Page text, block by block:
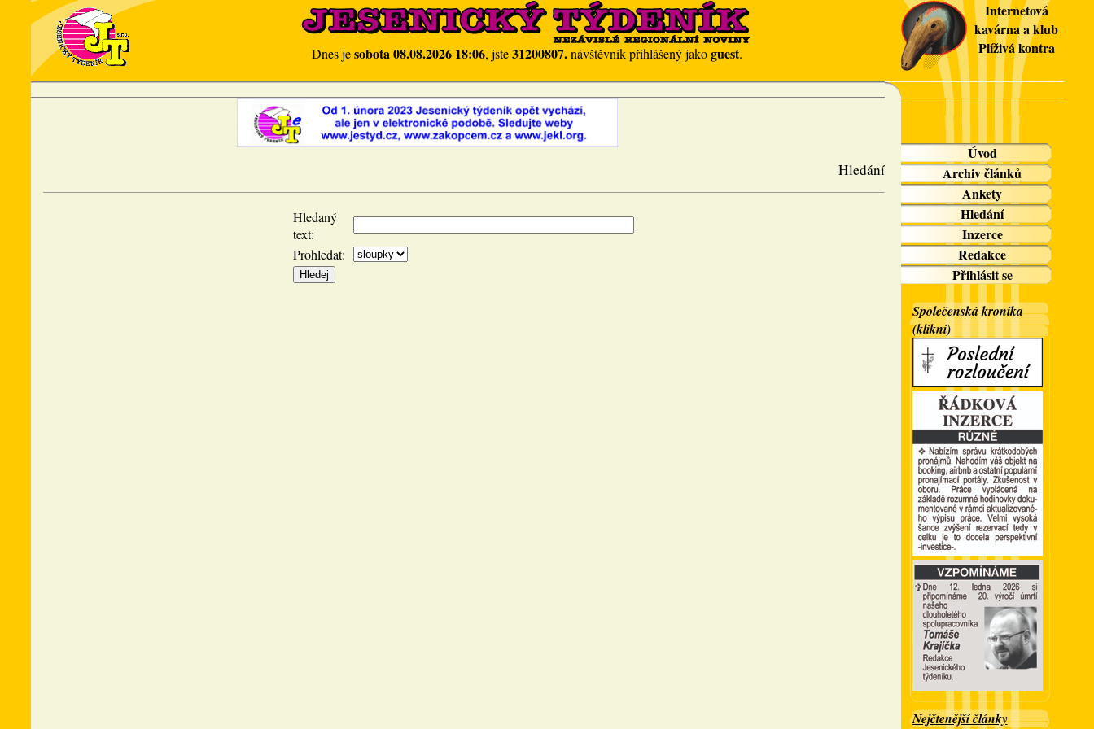
Dnes jesobota 08.08.2026 18:06, jste31200807.návštěvník přihlášený jakoguest.
Internetová
kavárna a klub
Plíživá kontra
Hledání
Hledaný
text:
Prohledat:
Úvod
Archiv článků
Ankety
Hledání
Inzerce
Redakce
Přihlásit se
Společenská kronika
(klikni)
Nejčtenější články